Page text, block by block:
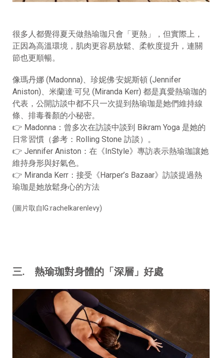
很多人都覺得夏天做熱瑜珈只會「更熱」，但實際上，
正因為高溫環境，肌肉更容易放鬆、柔軟度提升，連關
節也更順暢。
像瑪丹娜 (Madonna)、珍妮佛·安妮斯頓 (Jennifer
Aniston)、米蘭達·可兒 (Miranda Kerr) 都是真愛熱瑜珈的
代表，公開訪談中都不只一次提到熱瑜珈是她們維持線
條、排毒養顏的小秘密。
👉 Madonna ：曾多次在訪談中談到 Bikram Yoga 是她的
日常習慣（參考： Rolling Stone 訪談）。
👉 Jennifer Aniston ：在《 InStyle》專訪表示熱瑜珈讓她
維持身形與好氣色。
👉 Miranda Kerr ：接受《 Harper’s Bazaar》訪談提過熱
瑜珈是她放鬆身心的方法
(圖片取自 IG:rachelkarenlevy)
三. 熱瑜珈對身體的「深層」好處